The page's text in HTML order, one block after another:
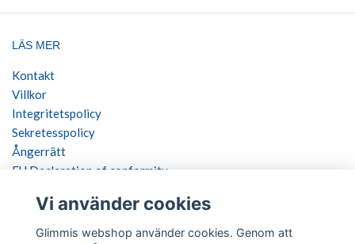
LÄS MER
Kontakt
Villkor
Integritetspolicy
Sekretesspolicy
Ångerrätt
EU Declaration of conformity
SOCIALA MEDIER
Vi använder cookies
Glimmis webshop använder cookies. Genom att